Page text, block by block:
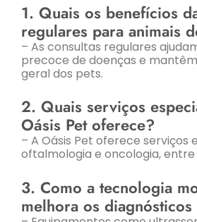
1. Quais os benefícios
regulares para animais
– As consultas regulares
precoce de doenças e
geral dos pets.
2. Quais serviços
Oásis Pet oferece?
– A Oásis Pet oferece serviços
oftalmologia e oncologia, entre
3. Como a tecnologia
melhora os